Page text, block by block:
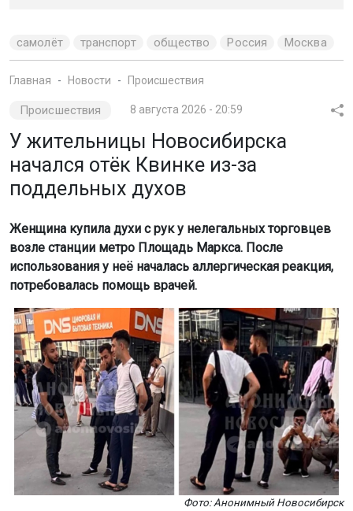
самолёт транспорт общество Россия Москва
Главная Новости Происшествия
Происшествия 8 августа 2026 - 20:59
У жительницы Новосибирска
начался отёк Квинке из-за
поддельных духов
Женщина купила духи с рук у нелегальных торговцев
возле станции метро Площадь Маркса. После
использования у неё началась аллергическая реакция,
потребовалась помощь врачей.
Фото: Анонимный Новосибирск